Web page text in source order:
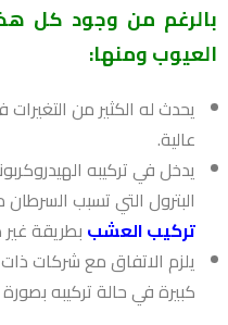
بالرغم من وجود كل
العيوب ومنها:
يحدث له الكثير من
عالية.
يدخل في تركيبه
البترول التي تسبب
تركيب العشببطريقة
يلزم الاتفاق مع شركات
كبيرة في حالة تركيبه